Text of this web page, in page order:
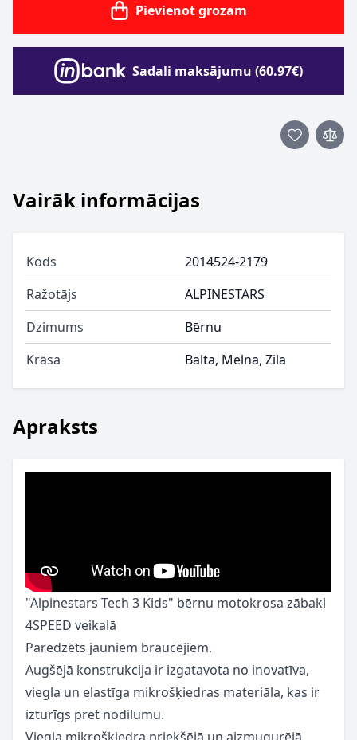
Pievienot grozam
Sadali maksājumu (60.97€)
Apraksts
"Alpinestars Tech 3 Kids" bērnu motokrosa zābaki
4SPEED veikalā
Paredzēts jauniem braucējiem.
Augšējā konstrukcija ir izgatavota no inovatīva,
viegla un elastīga mikrošķiedras materiāla, kas ir
izturīgs pret nodilumu.
Vairāk informācijas
Kods
2014524-2179
Ražotājs
ALPINESTARS
Dzimums
Bērnu
Krāsa
Balta, Melna, Zila